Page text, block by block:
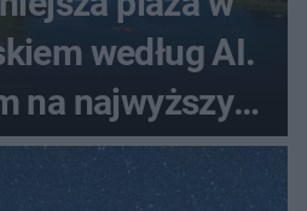
według AI.
na najwyższy